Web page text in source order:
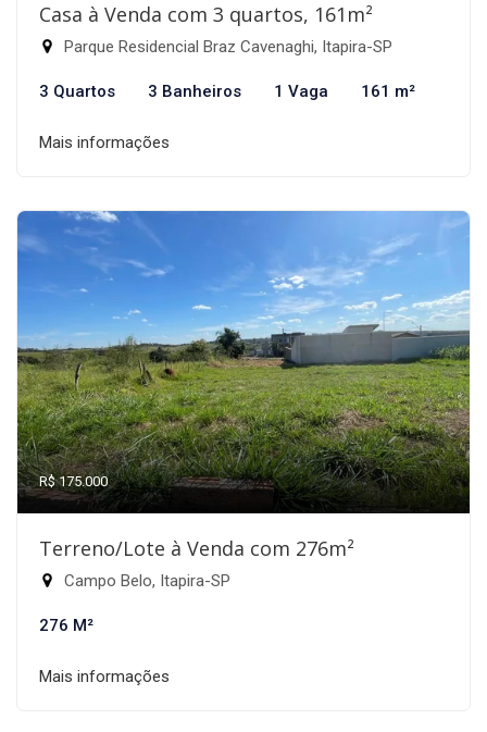
Casa à Venda com 3 quartos, 161m²
Parque Residencial Braz Cavenaghi, Itapira-SP
3 Quartos 3 Banheiros 1 Vaga 161 m²
Mais informações
R$ 175.000
Terreno/Lote à Venda com 276m²
Campo Belo, Itapira-SP
276 M²
Mais informações